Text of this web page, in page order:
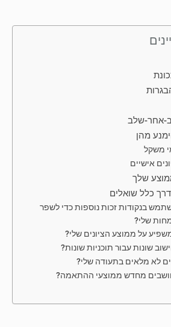
אחר-שלב
מהן
משקל
אישיים
שלך
כלל שואלים
בנקודות זכות נוספות כדי לשפר
שלי?
על ממוצע הציונים שלי?
שונות עבור תוכניות שונות?
לא מלאים בתעודה שלי?
מחדש ממוצעי ההתאמה?